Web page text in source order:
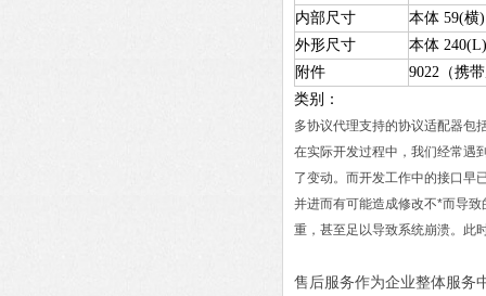
内部尺寸
本体 59(横
外形尺寸
本体
附件
9022（携
类别：
多协议代理支持的协议适配器包
在实际开发过程中，我们经常遇
了变动。而开发工作中的接口早
并进而有可能造成修改不*而导
重，甚至足以导致系统崩溃。此
售后服务作为企业整体服务